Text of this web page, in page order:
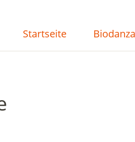
Startseite Biodanza